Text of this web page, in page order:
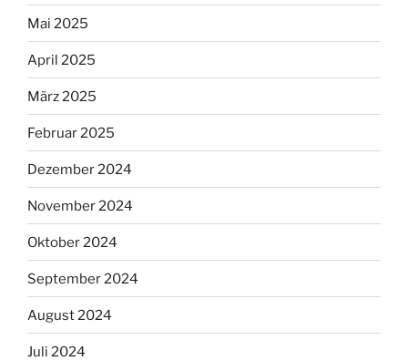
Mai 2025
April 2025
März 2025
Februar 2025
Dezember 2024
November 2024
Oktober 2024
September 2024
August 2024
Juli 2024